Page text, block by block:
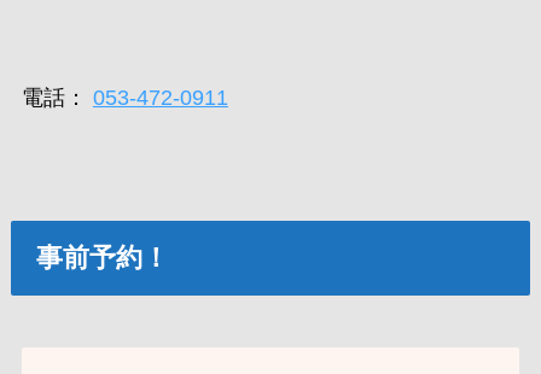
電話： 053-472-0911
事前予約！